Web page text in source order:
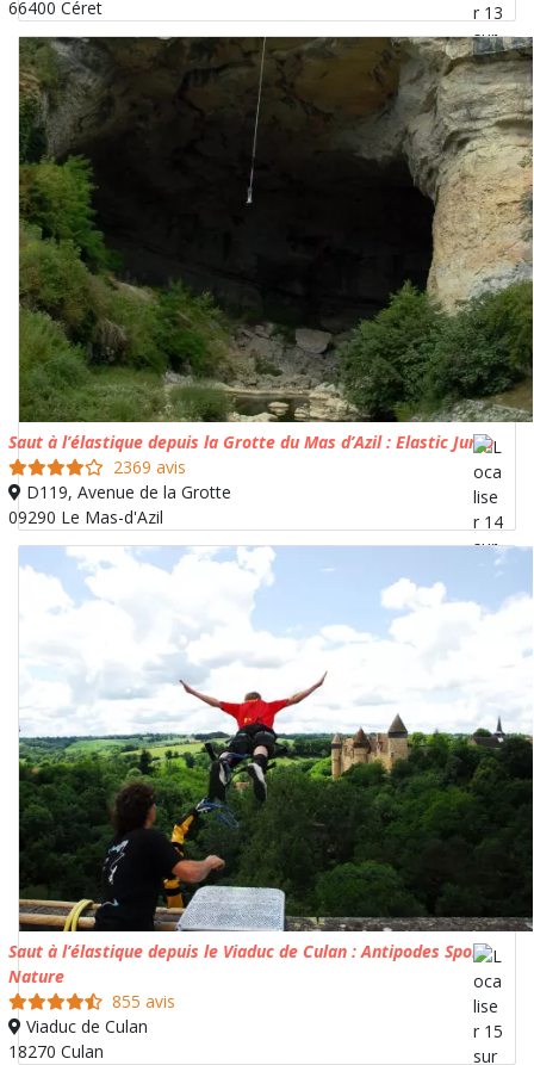
66400 Céret
Saut à l’élastique depuis la Grotte du Mas d’Azil : Elastic Jump
2369 avis
D119, Avenue de la Grotte
09290 Le Mas-d'Azil
Saut à l’élastique depuis le Viaduc de Culan : Antipodes Sport
Nature
855 avis
Viaduc de Culan
18270 Culan